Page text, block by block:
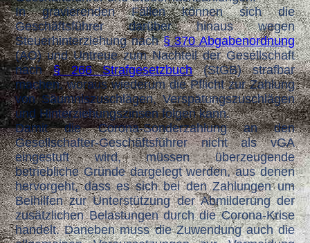
In gravierenden Fällen können sich die
Geschäftsführer darüber hinaus wegen
Steuerhinterziehung nach§ 370 Abgabenordnung
(AO) und Untreue zum Nachteil der Gesellschaft
nach§ 266 Strafgesetzbuch(StGB) strafbar
machen, woraus wiederumdie Pflicht zur Zahlung
von Säumniszuschlägen, Verspätungszuschlägen
und Hinterziehungszinsen folgen kann.
Damit die Corona-Sonderzahlung an den
Gesellschafter-Geschäftsführer nicht als vGA
eingestuft wird, müssen überzeugende
betriebliche Gründe dargelegt werden, aus denen
hervorgeht, dass es sich bei den Zahlungen um
Beihilfen zur Unterstützung der Abmilderung der
zusätzlichen Belastungen durch die Corona-Krise
handelt. Daneben muss die Zuwendung auch die